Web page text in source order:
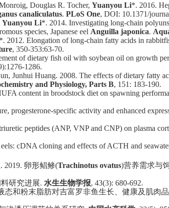
Douglas R. Tocher, Yuanyou Li*. 2016.
canaliculatus. PLoS One, DOI: 10.1371/
Yuanyou Li*. 2014. Investigating long-chain
species, Japanese eel Anguilla japonica.
*. 2012. Elongation of long-chain fatty acids in
, 350-353:63-70.
of dietary fish oil with soybean oil on growth
1286.
Junhui Huang. 2008. The effects of dietary fatty
and Physiology, Parts B, 151: 183-190.
content in broodstock diet on spawning
progesterone-specific activity and enhanced
peptides (ANP, VNP and CNP) on plasma
cDNA cloning and effects of ACTH and
2019. 卵形鲳鲹(Trachinotus ovatus)营养需求与
研究进展. 水生生物学报, 43(3): 680-692.
态和粉末脂肪对吉富罗非鱼生长、健康及肌肉